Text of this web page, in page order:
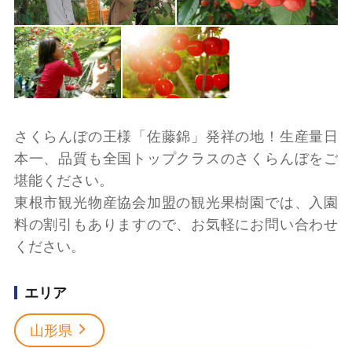
さくらんぼの王様「佐藤錦」発祥の地！生産量日
本一、品質も全国トップクラスのさくらんぼをご
堪能ください。
東根市観光物産協会加盟の観光果樹園では、入園
料の割引もありますので、お気軽にお問い合わせ
ください。
エリア
山形県